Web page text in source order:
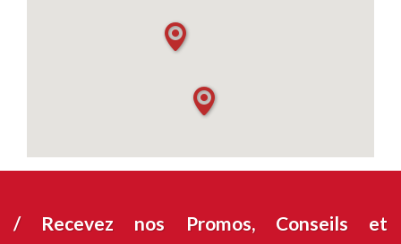
/ Recevez nos Promos, Conseils et